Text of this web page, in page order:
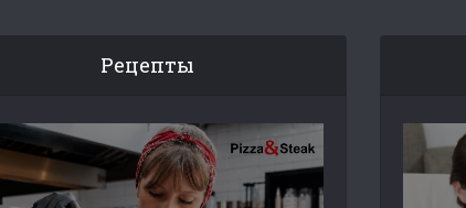
Рецепты